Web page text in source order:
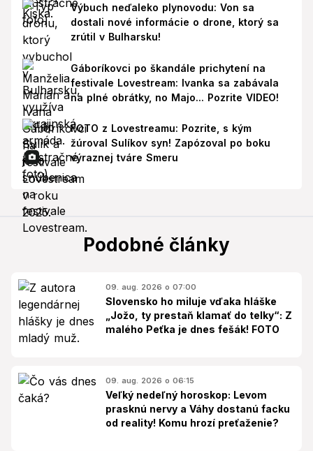
Výbuch neďaleko plynovodu: Von sa
dostali nové informácie o drone, ktorý sa
zrútil v Bulharsku!
Gáboríkovci po škandále prichytení na
festivale Lovestream: Ivanka sa zabávala
na plné obrátky, no Majo... Pozrite VIDEO!
FOTO z Lovestreamu: Pozrite, s kým
žúroval Sulíkov syn! Zapózoval po boku
výraznej tváre Smeru
Podobné články
09. aug. 2026 o 07:00
Slovensko ho miluje vďaka hláške
„Jožo, ty prestaň klamať do telky“: Z
malého Peťka je dnes fešák! FOTO
09. aug. 2026 o 06:15
Veľký nedeľný horoskop: Levom
prasknú nervy a Váhy dostanú facku
od reality! Komu hrozí preťaženie?